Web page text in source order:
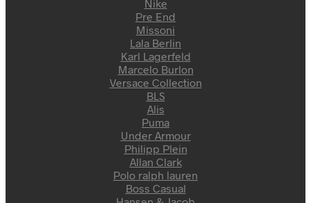
Nike
Pre End
Missoni
Lala Berlin
Karl Lagerfeld
Marcelo Burlon
Versace Collection
BLS
Alis
Puma
Under Armour
Philipp Plein
Allan Clark
Polo ralph lauren
Boss Casual